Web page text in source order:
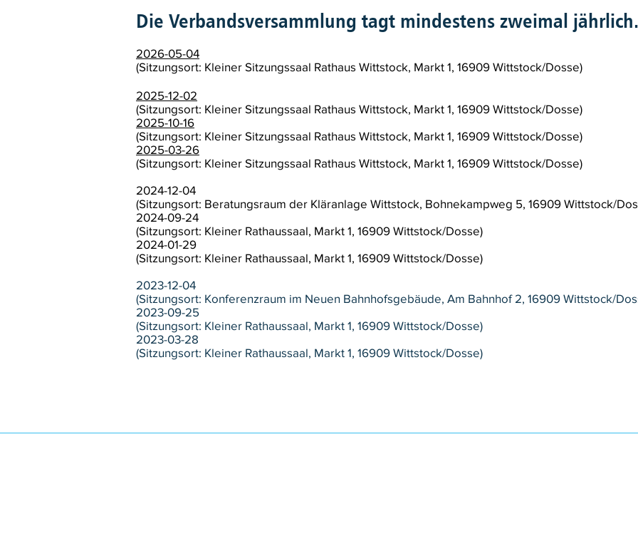
Die Verbandsversammlung tagt mindestens zweimal
2026-05-04
(Sitzungsort: Kleiner Sitzungssaal Rathaus Wittstock, Markt 1, 16909 Wittstock/Dosse)
2025-12-02
(Sitzungsort: Kleiner Sitzungssaal Rathaus Wittstock, Markt 1, 16909 Wittstock/Dosse)
2025-10-16
(Sitzungsort: Kleiner Sitzungssaal Rathaus Wittstock, Markt 1, 16909 Wittstock/Dosse)
2025-03-26
(Sitzungsort: Kleiner Sitzungssaal Rathaus Wittstock, Markt 1, 16909 Wittstock/Dosse)
2024-12-04
(Sitzungsort: Beratungsraum der Kläranlage Wittstock, Bohnekampweg 5, 16909 Wittstock/
2024-09-24
(Sitzungsort: Kleiner Rathaussaal, Markt 1, 16909 Wittstock/Dosse)
2024-01-29
(Sitzungsort: Kleiner Rathaussaal, Markt 1, 16909 Wittstock/Dosse)
2023-12-04
(Sitzungsort: Konferenzraum im Neuen Bahnhofsgebäude, Am Bahnhof 2, 16909 Wittstock/
2023-09-25
(Sitzungsort: Kleiner Rathaussaal, Markt 1, 16909 Wittstock/Dosse)
2023-03-28
(Sitzungsort: Kleiner Rathaussaal, Markt 1, 16909 Wittstock/Dosse)